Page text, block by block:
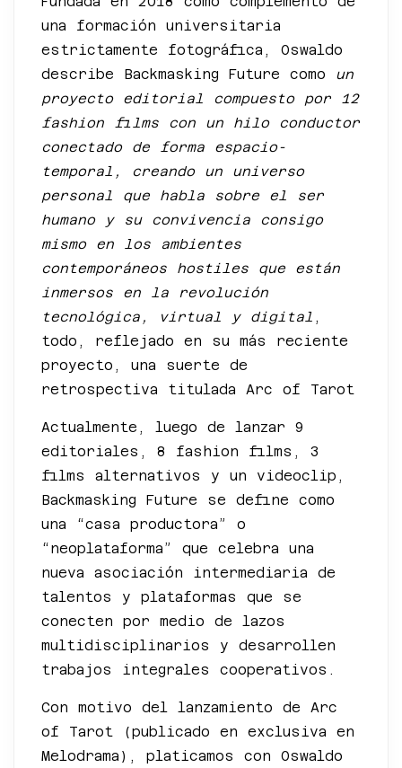
una formación universitaria
estrictamente fotográfica, Oswaldo
describe Backmasking Future como un
proyecto editorial compuesto por 12
fashion films con un hilo conductor
conectado de forma espacio-
temporal, creando un universo
personal que habla sobre el ser
humano y su convivencia consigo
mismo en los ambientes
contemporáneos hostiles que están
inmersos en la revolución
tecnológica, virtual y digital ,
todo, reflejado en su más reciente
proyecto, una suerte de
retrospectiva titulada Arc of Tarot
Actualmente, luego de lanzar 9
editoriales, 8 fashion films, 3
films alternativos y un videoclip,
Backmasking Future se define como
una “casa productora” o
“neoplataforma” que celebra una
nueva asociación intermediaria de
talentos y plataformas que se
conecten por medio de lazos
multidisciplinarios y desarrollen
trabajos integrales cooperativos.
Con motivo del lanzamiento de Arc
of Tarot (publicado en exclusiva en
Melodrama), platicamos con Oswaldo